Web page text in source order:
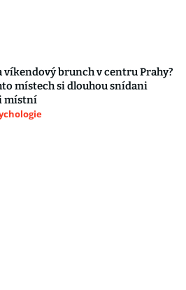
víkendový brunch v centru Prahy?
místech si dlouhou snídani
místní